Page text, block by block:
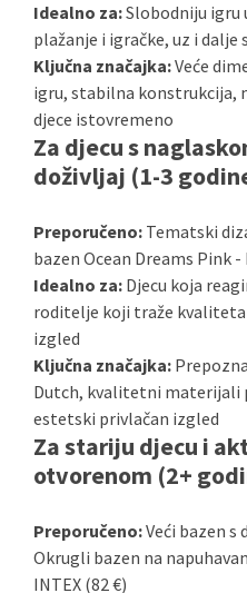
Idealno za:Slobodniju igru
plažanje i igračke, uz i dalje
Ključna značajka:Veće
igru, stabilna konstrukcija,
djece istovremeno
Za djecu s
doživljaj (1-3
Preporučeno: Tematski
bazen Ocean Dreams Pink
Idealno za: Djecu koja
roditelje koji traže
izgled
Ključna značajka:
Dutch, kvalitetni materijali
estetski privlačan izgled
Za stariju djecu i
otvorenom (2+
Preporučeno:Veći bazen
Okrugli bazen na
INTEX (82 €)